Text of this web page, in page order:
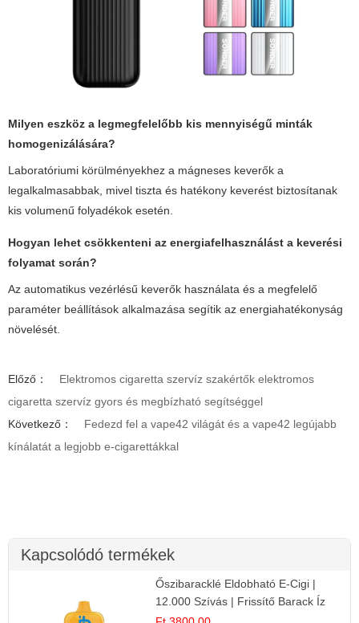
Milyen eszköz a legmegfelelőbb kis mennyiségű minták
homogenizálására?
Laboratóriumi körülményekhez a mágneses keverők a
legalkalmasabbak, mivel tiszta és hatékony keverést biztosítanak
kis volumenű folyadékok esetén.
Hogyan lehet csökkenteni az energiafelhasználást a keverési
folyamat során?
Az automatikus vezérlésű keverők használata és a megfelelő
paraméter beállítások alkalmazása segítik az energiahatékonyság
növelését.
Előző：
Elektromos cigaretta szervíz szakértők elektromos
cigaretta szervíz gyors és megbízható segítséggel
Következő：
Fedezd fel a vape42 világát és a vape42 legújabb
kínálatát a legjobb e-cigarettákkal
Kapcsolódó termékek
Őszibaracklé Eldobható E-Cigi |
12.000 Szívás | Frissítő Barack Íz